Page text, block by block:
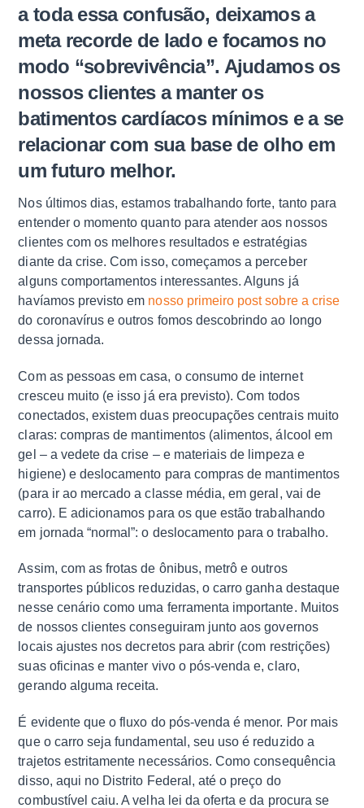
a toda essa confusão, deixamos a
meta recorde de lado e focamos no
modo “sobrevivência”. Ajudamos os
nossos clientes a manter os
batimentos cardíacos mínimos e a se
relacionar com sua base de olho em
um futuro melhor.
Nos últimos dias, estamos trabalhando forte, tanto para
entender o momento quanto para atender aos nossos
clientes com os melhores resultados e estratégias
diante da crise. Com isso, começamos a perceber
alguns comportamentos interessantes. Alguns já
havíamos previsto em nosso primeiro post sobre a crise
do coronavírus e outros fomos descobrindo ao longo
dessa jornada.
Com as pessoas em casa, o consumo de internet
cresceu muito (e isso já era previsto). Com todos
conectados, existem duas preocupações centrais muito
claras: compras de mantimentos (alimentos, álcool em
gel – a vedete da crise – e materiais de limpeza e
higiene) e deslocamento para compras de mantimentos
(para ir ao mercado a classe média, em geral, vai de
carro). E adicionamos para os que estão trabalhando
em jornada “normal”: o deslocamento para o trabalho.
Assim, com as frotas de ônibus, metrô e outros
transportes públicos reduzidas, o carro ganha destaque
nesse cenário como uma ferramenta importante. Muitos
de nossos clientes conseguiram junto aos governos
locais ajustes nos decretos para abrir (com restrições)
suas oficinas e manter vivo o pós-venda e, claro,
gerando alguma receita.
É evidente que o fluxo do pós-venda é menor. Por mais
que o carro seja fundamental, seu uso é reduzido a
trajetos estritamente necessários. Como consequência
disso, aqui no Distrito Federal, até o preço do
combustível caiu. A velha lei da oferta e da procura se